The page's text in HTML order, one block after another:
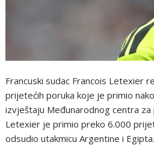
Francuski sudac Francois Letexier
prijetećih poruka koje je primio
izvještaju Međunarodnog centra za
Letexier je primio preko 6.000
odsudio utakmicu Argentine i